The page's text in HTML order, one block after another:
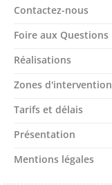
Contactez-nous
Foire aux Questions
Réalisations
Zones d'intervention
Tarifs et délais
Présentation
Mentions légales